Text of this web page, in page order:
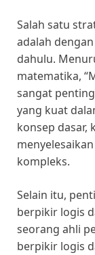
Salah satu
adalah
dahulu.
matematika,
sangat
yang kuat
konsep dasar,
kompleks.
Selain itu,
berpikir logis
seorang ahli
berpikir logis